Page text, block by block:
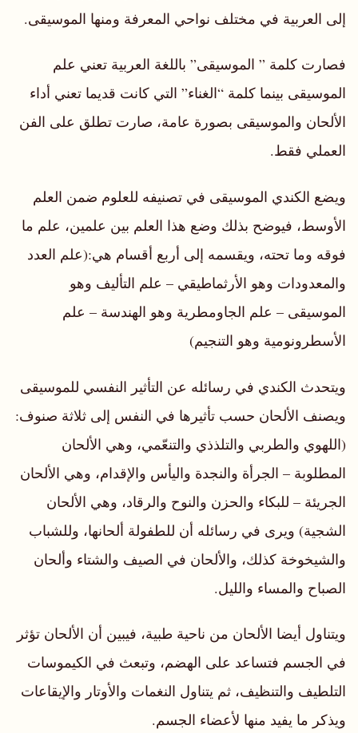
إلى العربية في مختلف نواحي المعرفة ومنها الموسيقى.
فصارت كلمة ” الموسيقى” باللغة العربية تعني علم
الموسيقى بينما كلمة “الغناء” التي كانت قديما تعني أداء
الألحان والموسيقى بصورة عامة، صارت تطلق على الفن
العملي فقط.
ويضع الكندي الموسيقى في تصنيفه للعلوم ضمن العلم
الأوسط، فيوضح بذلك وضع هذا العلم بين علمين، علم ما
فوقه وما تحته، ويقسمه إلى أربع أقسام هي:(علم العدد
والمعدودات وهو الأرثماطيقي – علم التأليف وهو
الموسيقى – علم الجاومطرية وهو الهندسة – علم
الأسطرونومية وهو التنجيم)
ويتحدث الكندي في رسائله عن التأثير النفسي للموسيقى
ويصنف الألحان حسب تأثيرها في النفس إلى ثلاثة صنوف:
(اللهوي والطربي والتلذذي والتنعّمي، وهي الألحان
المطلوبة – الجرأة والنجدة واليأس والإقدام، وهي الألحان
الجريئة – للبكاء والحزن والنوح والرقاد، وهي الألحان
الشجية) ويرى في رسائله أن للطفولة ألحانها، وللشباب
والشيخوخة كذلك، والألحان في الصيف والشتاء وألحان
الصباح والمساء والليل.
ويتناول أيضا الألحان من ناحية طبية، فيبين أن الألحان تؤثر
في الجسم فتساعد على الهضم، وتبعث في الكيموسات
التلطيف والتنظيف، ثم يتناول النغمات والأوتار والإيقاعات
ويذكر ما يفيد منها لأعضاء الجسم.